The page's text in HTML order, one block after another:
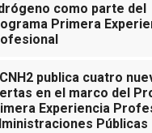
como parte del
Primera
CNH2 publica cuatro
en el marco del
Experiencia
Públicas